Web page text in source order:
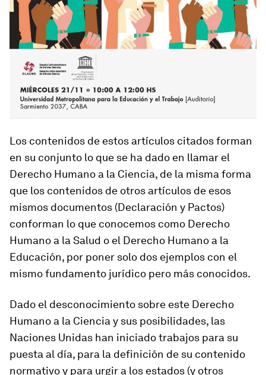
Los contenidos de estos artículos citados forman
en su conjunto lo que se ha dado en llamar el
Derecho Humano a la Ciencia, de la misma forma
que los contenidos de otros artículos de esos
mismos documentos (Declaración y Pactos)
conforman lo que conocemos como Derecho
Humano a la Salud o el Derecho Humano a la
Educación, por poner solo dos ejemplos con el
mismo fundamento jurídico pero más conocidos.
Dado el desconocimiento sobre este Derecho
Humano a la Ciencia y sus posibilidades, las
Naciones Unidas han iniciado trabajos para su
puesta al día, para la definición de su contenido
normativo y para urgir a los estados (y otros